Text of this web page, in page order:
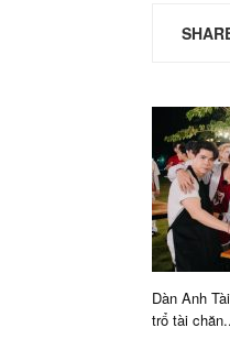
Dàn Anh
trổ tài